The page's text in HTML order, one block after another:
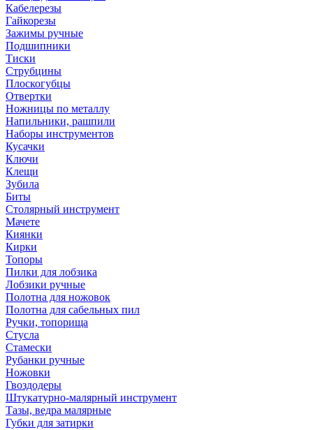
Кабелерезы
Гайкорезы
Зажимы ручные
Подшипники
Тиски
Струбцины
Плоскогубцы
Отвертки
Ножницы по металлу
Напильники, рашпили
Наборы инструментов
Кусачки
Ключи
Клещи
Зубила
Биты
Столярный инструмент
Мачете
Киянки
Кирки
Топоры
Пилки для лобзика
Лобзики ручные
Полотна для ножовок
Полотна для сабельных пил
Ручки, топорища
Стусла
Стамески
Рубанки ручные
Ножовки
Гвоздодеры
Штукатурно-малярный инструмент
Тазы, ведра малярные
Губки для затирки